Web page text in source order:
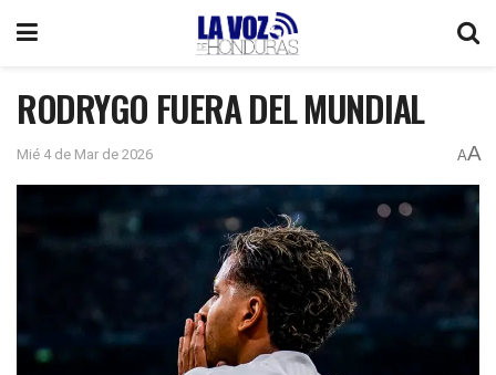
RODRYGO FUERA DEL MUNDIAL
Mié 4 de Mar de 2026 AA